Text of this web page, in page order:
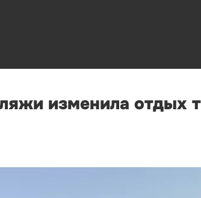
изменила отдых